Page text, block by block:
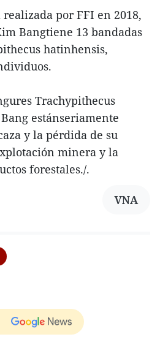
realizada por FFI en 2018,
Bangtiene 13 bandadas
hatinhensis,
Trachypithecus
estánseriamente
y la pérdida de su
minera y la
forestales./.
VNA